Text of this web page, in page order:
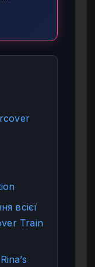
всієї
Train